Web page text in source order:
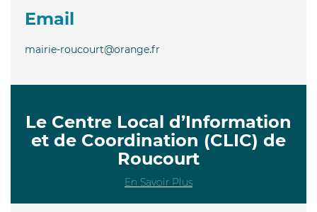
Email
mairie-roucourt@orange.fr
Le Centre Local d’Information
et de Coordination (CLIC) de
Roucourt
En Savoir Plus